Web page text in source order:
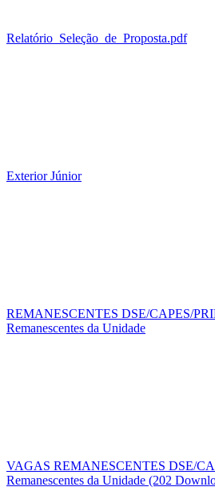
Relatório_Seleção_de_Proposta.pdf
Exterior Júnior
REMANESCENTES DSE/CAPES/
Remanescentes da Unidade
VAGAS REMANESCENTES DSE/
Remanescentes da Unidade (202